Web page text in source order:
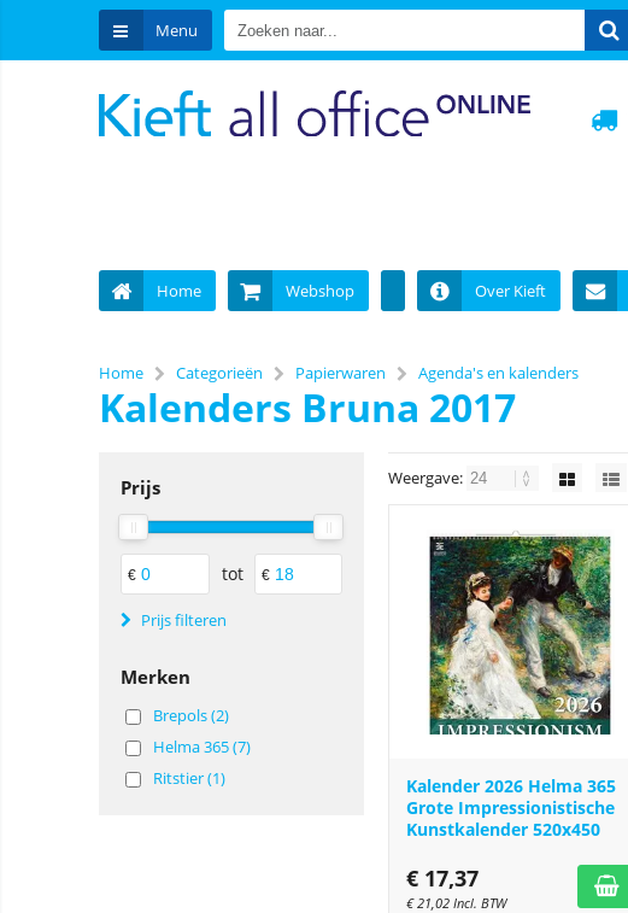
Menu
Home Webshop Over Kieft
Home Categorieën Papierwaren Agenda's en kalenders
Kalenders Bruna 2017
Prijs
€ tot €
Prijs filteren
Merken
Brepols (2)
Helma 365 (7)
Ritstier (1)
Weergave:
Kalender 2026 Helma 365
Grote Impressionistische
Kunstkalender 520x450
€ 17,37
€21,02 Incl. BTW